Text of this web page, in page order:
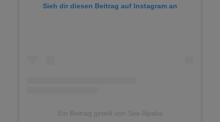
Sieh dir diesen Beitrag auf Instagram an
Ein Beitrag geteilt von See Alpaka